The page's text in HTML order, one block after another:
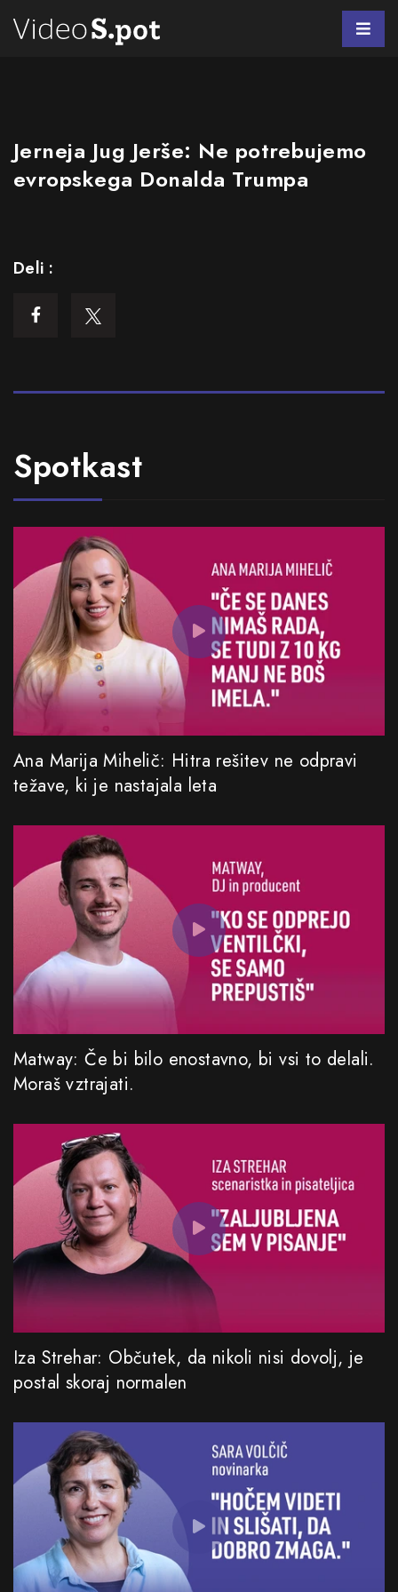
Jerneja Jug Jerše: Ne potrebujemo
evropskega Donalda Trumpa
Deli :
Spotkast
Ana Marija Mihelič: Hitra rešitev ne odpravi
težave, ki je nastajala leta
Matway: Če bi bilo enostavno, bi vsi to delali.
Moraš vztrajati.
Iza Strehar: Občutek, da nikoli nisi dovolj, je
postal skoraj normalen